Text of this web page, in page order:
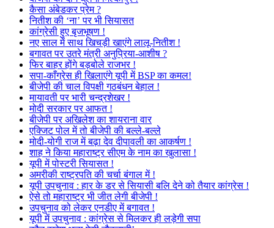
कैसा अंबेडकर प्रेम ?
नितीश की ‘ना’ पर भी सियासत
कांग्रेसी हुए बृजभूषण !
नए साल में साथ खिचड़ी खाएंगे लालू-नितीश !
बगावत पर उतरे मंत्री अनुप्रिया-आशीष ?
फिर बाहर होंगे बड़बोले राजभर !
सपा-काँग्रेस ही खिलाएंगे यूपी में BSP का कमल!
बीजेपी की चाल विपक्षी गठबंधन बेहाल !
मायावती पर भारी चन्द्रशेखर !
मोदी सरकार पर आफत !
बीजेपी पर अखिलेश का शायराना वार
एक्जिट पोल में तो बीजेपी की बल्ले-बल्ले
मोदी-योगी राज में बढ़ा देव दीपावली का आकर्षण !
शाह ने किया महाराष्ट्र सीएम के नाम का खुलासा !
यूपी में पोस्टरी सियासत !
अमरीकी राष्ट्रपति की चर्चा बंगाल में !
यूपी उपचुनाव : हार के डर से सियासी बलि देने को तैयार कांग्रेस !
ऐसे तो महाराष्ट्र भी जीत लेगी बीजेपी !
उपचुनाव को लेकर एनडीए में बगावत !
यूपी में उपचुनाव : कांग्रेस से मिलकर ही लड़ेगी सपा